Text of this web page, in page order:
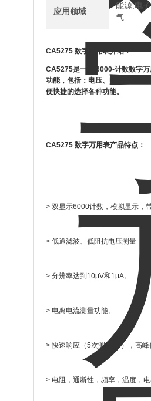
应用领域
能源,电
气
CA5275 数字万用表介绍：
CA5275是一款 6000-计数数字
功能，包括：电压、电流、频率
便快捷的选择各种功能。
CA5275 数字万用表产品特点：
> 双显示6000计数，模拟显示，
> 低通滤波、低阻抗电压测量（
> 分辨率达到10μV和1μA。
> 电离电流测量功能。
> 快速响应（5次测量/秒），高
> 电阻，通断性，频率，温度，